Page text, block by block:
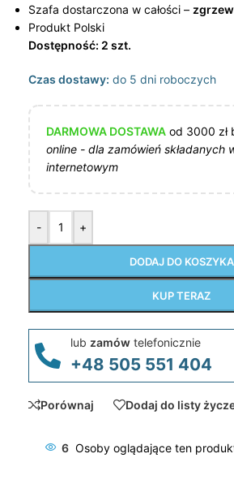
Szafa dostarczona w całości –
Produkt Polski
Dostępność: 2 szt.
Czas dostawy: do 5 dni roboczych
DARMOWA DOSTAWA od 3000 zł
online - dla zamówień składanych
internetowym
- +
DODAJ DO KOSZYKA
KUP TERAZ
lub zamów telefonicznie
+48 505 551 404
Porównaj Dodaj do listy
6 Osoby oglądające ten